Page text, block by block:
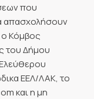
που
απασχολήσουν
Κόμβος
του Δήμου
ΕΕΛ/ΛΑΚ, το
και η μη